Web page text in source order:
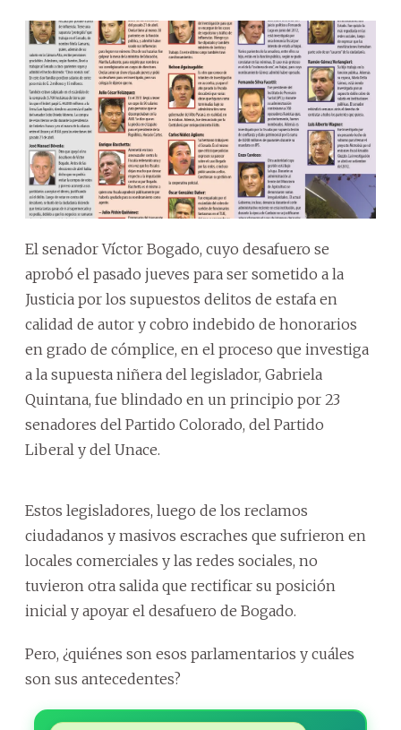
El senador Víctor Bogado, cuyo desafuero se
aprobó el pasado jueves para ser sometido a la
Justicia por los supuestos delitos de estafa en
calidad de autor y cobro indebido de honorarios
en grado de cómplice, en el proceso que investiga
a la supuesta niñera del legislador, Gabriela
Quintana, fue blindado en un principio por 23
senadores del Partido Colorado, del Partido
Liberal y del Unace.
Estos legisladores, luego de los reclamos
ciudadanos y masivos escraches que sufrieron en
locales comerciales y las redes sociales, no
tuvieron otra salida que rectificar su posición
inicial y apoyar el desafuero de Bogado.
Pero, ¿quiénes son esos parlamentarios y cuáles
son sus antecedentes?